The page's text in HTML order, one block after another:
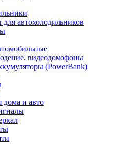
для автохолодильников
видеодомофоны
(PowerBank)
дома и авто